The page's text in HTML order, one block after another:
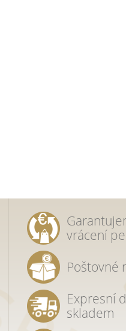
vrácení
Poštovné
Expresní
skladem